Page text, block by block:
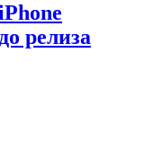
релиза